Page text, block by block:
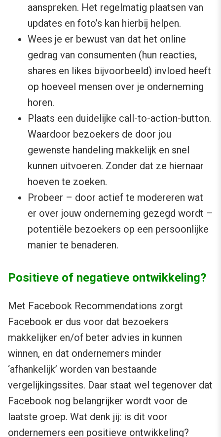
aanspreken. Het regelmatig plaatsen van
updates en foto’s kan hierbij helpen.
Wees je er bewust van dat het online
gedrag van consumenten (hun reacties,
shares en likes bijvoorbeeld) invloed heeft
op hoeveel mensen over je onderneming
horen.
Plaats een duidelijke call-to-action-button.
Waardoor bezoekers de door jou
gewenste handeling makkelijk en snel
kunnen uitvoeren. Zonder dat ze hiernaar
hoeven te zoeken.
Probeer – door actief te modereren wat
er over jouw onderneming gezegd wordt –
potentiële bezoekers op een persoonlijke
manier te benaderen.
Positieve of negatieve ontwikkeling?
Met Facebook Recommendations zorgt
Facebook er dus voor dat bezoekers
makkelijker en/of beter advies in kunnen
winnen, en dat ondernemers minder
‘afhankelijk’ worden van bestaande
vergelijkingssites. Daar staat wel tegenover dat
Facebook nog belangrijker wordt voor de
laatste groep. Wat denk jij: is dit voor
ondernemers een positieve ontwikkeling?